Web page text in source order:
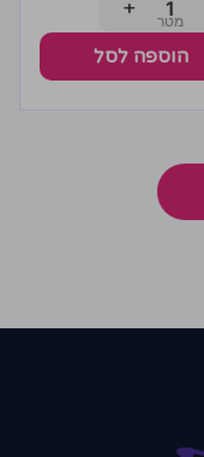
+
הוספה לסל